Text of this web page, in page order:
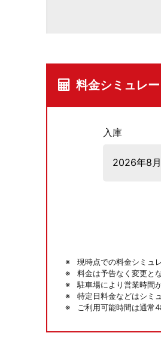
料金シミュレ
入庫
現時点での料金シミュ
料金は予告なく変更と
駐車場により営業時間
特定日料金などはシミ
ご利用可能時間は通常